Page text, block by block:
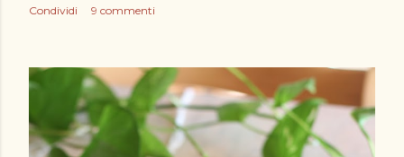
Condividi 9 commenti